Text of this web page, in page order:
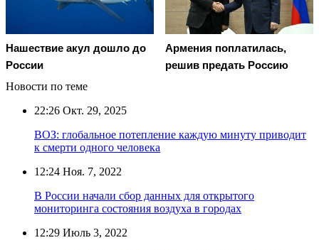
Нашествие акул дошло до
России
Армения поплатилась,
решив предать Россию
Новости по теме
22:26 Окт. 29, 2025
ВОЗ: глобальное потепление каждую минуту приводит
к смерти одного человека
12:24 Ноя. 7, 2022
В России начали сбор данных для открытого
мониторинга состояния воздуха в городах
12:29 Июль 3, 2022